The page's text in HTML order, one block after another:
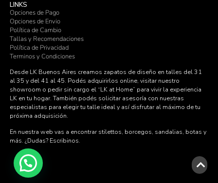
LINKS
Opciones de Pago
Opciones de Envio
Política de Cambio
Tallas y Recomendaciones
Política de Privacidad
Terminos y Condiciones
Desde LK Buenos Aires creamos zapatos de diseño en talles del 31
al 35 y del 41 al 45. Podés adquirirlos online, visitar nuestro
showroom o pedir sin cargo el “LK at Home” para vivir la experiencia
LK en tu hogar. También podés solicitar asesoría con nuestras
especialistas para elegir tu talle ideal y así disfrutar al máximo de tu
próxima adquisición.
En nuestra web vas a encontrar stilettos, borcegos, sandalias, botas y
más. ¿Dudas? Escribinos.